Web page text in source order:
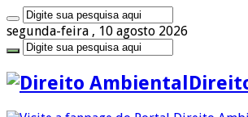
segunda-feira , 10 agosto 2026